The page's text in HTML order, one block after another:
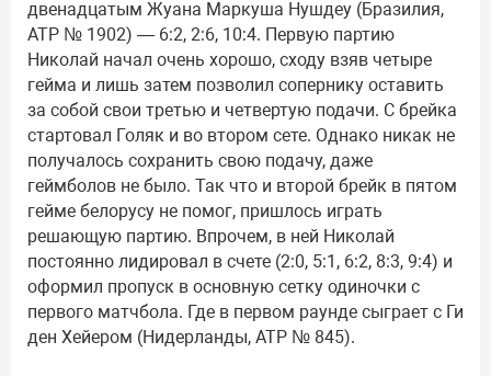
двенадцатым Жуана Маркуша Нушдеу (Бразилия,
ATP № 1902) — 6:2, 2:6, 10:4. Первую партию
Николай начал очень хорошо, сходу взяв четыре
гейма и лишь затем позволил сопернику оставить
за собой свои третью и четвертую подачи. С брейка
стартовал Голяк и во втором сете. Однако никак не
получалось сохранить свою подачу, даже
геймболов не было. Так что и второй брейк в пятом
гейме белорусу не помог, пришлось играть
решающую партию. Впрочем, в ней Николай
постоянно лидировал в счете (2:0, 5:1, 6:2, 8:3, 9:4) и
оформил пропуск в основную сетку одиночки с
первого матчбола. Где в первом раунде сыграет с Ги
ден Хейером (Нидерланды, ATP № 845).